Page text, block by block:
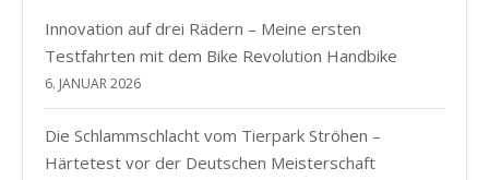
Innovation auf drei Rädern – Meine ersten
Testfahrten mit dem Bike Revolution Handbike
6. JANUAR 2026
Die Schlammschlacht vom Tierpark Ströhen –
Härtetest vor der Deutschen Meisterschaft